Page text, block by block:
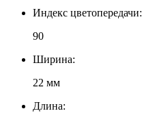
Индекс цветопередачи:
90
Ширина:
22 мм
Длина: